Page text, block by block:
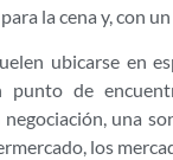
la cena y, con
ubicarse en
punto de
negociación, una
los